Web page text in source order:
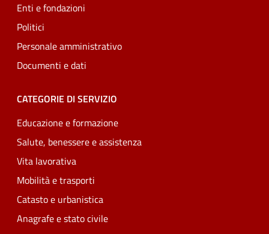
Enti e fondazioni
Politici
Personale amministrativo
Documenti e dati
CATEGORIE DI SERVIZIO
Educazione e formazione
Salute, benessere e assistenza
Vita lavorativa
Mobilità e trasporti
Catasto e urbanistica
Anagrafe e stato civile